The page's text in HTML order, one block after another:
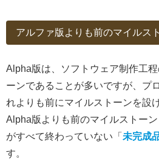
アルファ版よりも前のマイルス
Alpha版は、ソフトウェア制作工
ーンであることが多いですが、プ
れよりも前にマイルストーンを設
Alpha版よりも前のマイルストー
がすべて終わっていない「 未完成
す。